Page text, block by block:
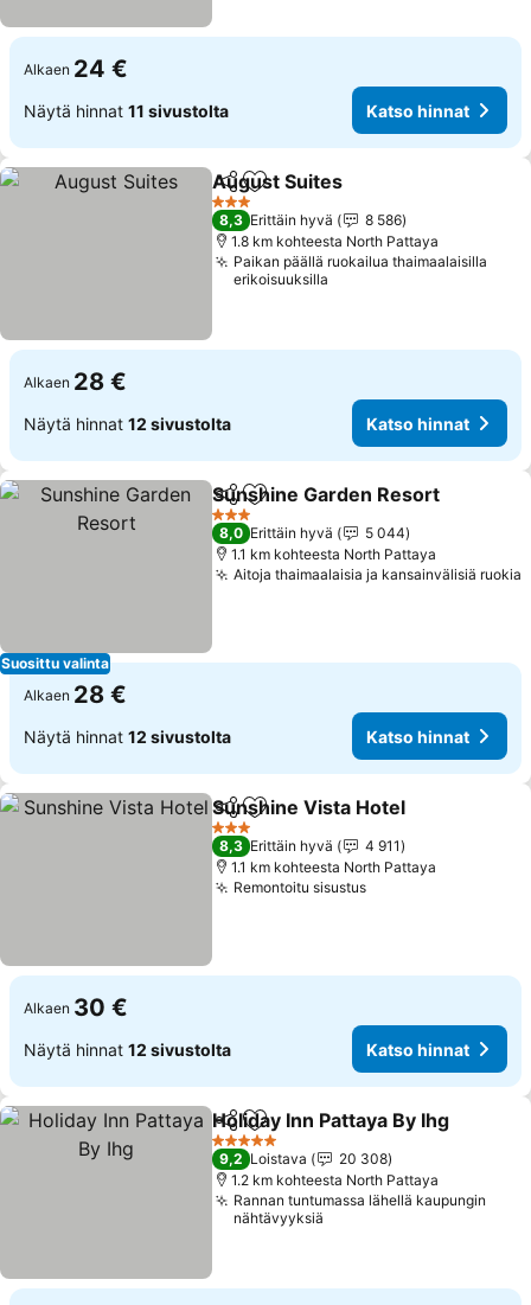
Alkaen 24 €
Näytä hinnat 11 sivustolta Katso hinnat
Jaa Lisää suosikkeihin
August Suites
3 Tähtiluokitus
8,3 Erittäin hyvä
8 586
1.8 km kohteesta North Pattaya
Paikan päällä ruokailua thaimaalaisilla
erikoisuuksilla
Alkaen 28 €
Näytä hinnat 12 sivustolta Katso hinnat
Suosittu valinta
Jaa Lisää suosikkeihin
Sunshine Garden Resort
3 Tähtiluokitus
8,0 Erittäin hyvä
5 044
1.1 km kohteesta North Pattaya
Aitoja thaimaalaisia ja kansainvälisiä ruokia
Alkaen 28 €
Näytä hinnat 12 sivustolta Katso hinnat
Jaa Lisää suosikkeihin
Sunshine Vista Hotel
3 Tähtiluokitus
8,3 Erittäin hyvä
4 911
1.1 km kohteesta North Pattaya
Remontoitu sisustus
Alkaen 30 €
Näytä hinnat 12 sivustolta Katso hinnat
Jaa Lisää suosikkeihin
Holiday Inn Pattaya By Ihg
5 Tähtiluokitus
9,2 Loistava
20 308
1.2 km kohteesta North Pattaya
Rannan tuntumassa lähellä kaupungin
nähtävyyksiä